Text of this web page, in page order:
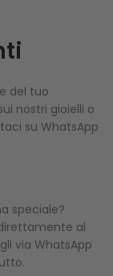
del tuo
nostri gioielli o
su WhatsApp
speciale?
al
via WhatsApp